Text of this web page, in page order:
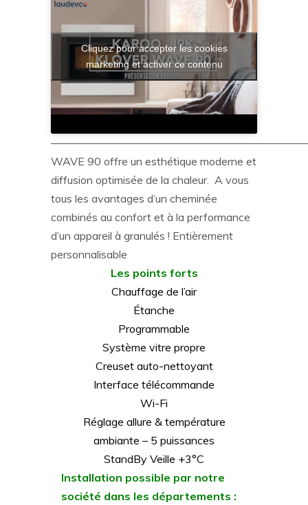
Cliquez pour accepter les cookies
marketing et activer ce contenu
WAVE 90 offre un esthétique moderne et
diffusion optimisée de la chaleur. A vous
tous les avantages d’un cheminée
combinés au confort et à la performance
d’un appareil à granulés ! Entièrement
personnalisable
Les points forts
Chauffage de l’air
Étanche
Programmable
Système vitre propre
Creuset auto-nettoyant
Interface télécommande
Wi-Fi
Réglage allure & température
ambiante – 5 puissances
StandBy Veille +3°C
Installation possible par notre
société dans les départements :